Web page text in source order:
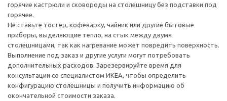
горячие кастрюли и сковороды на столешницу без подставки под
горячее.
Не ставьте тостер, кофеварку, чайник или другие бытовые
приборы, выделяющие тепло, на стык между двумя
столешницами, так как нагревание может повредить поверхность.
Выполнение под заказ и другие услуги могут потребовать
дополнительных расходов. Зарезервируйте время для
консультации со специалистом ИКЕА, чтобы определить
конфигурацию столешницы и получить информацию об
окончательной стоимости заказа.